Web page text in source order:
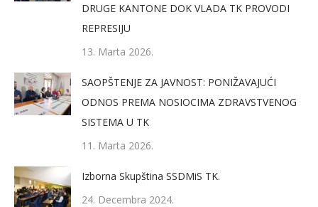
DRUGE KANTONE DOK VLADA TK PROVODI
REPRESIJU
13. Marta 2026.
SAOPŠTENJE ZA JAVNOST: PONIŽAVAJUĆI
ODNOS PREMA NOSIOCIMA ZDRAVSTVENOG
SISTEMA U TK
11. Marta 2026.
Izborna Skupština SSDMiS TK.
24. Decembra 2024.